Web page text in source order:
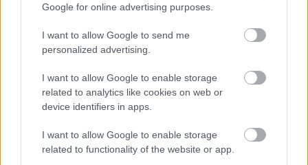
Google for online advertising purposes.
I want to allow Google to send me
personalized advertising.
I want to allow Google to enable storage
related to analytics like cookies on web or
device identifiers in apps.
I want to allow Google to enable storage
related to functionality of the website or app.